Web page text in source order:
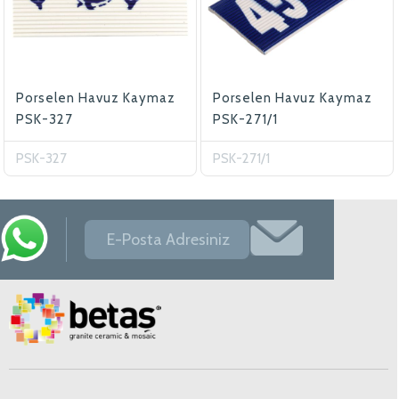
Porselen Havuz Kaymaz
PSK-327
PSK-327
Porselen Havuz Kaymaz
PSK-271/1
PSK-271/1